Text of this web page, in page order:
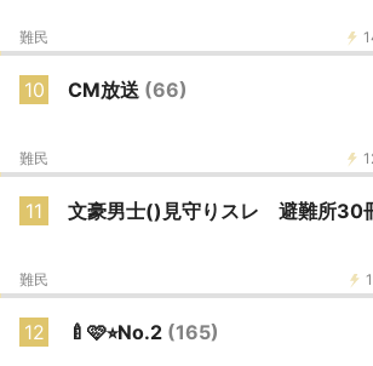
難民
10 CM放送 (66)
難民
11 文豪男士()見守りスレ 避難所30
難民
12 🍼🩷⭐︎No.2 (165)